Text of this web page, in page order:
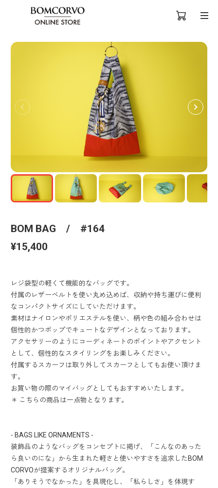
BOM BAG / #164
¥15,400
レジ袋型の軽くて機能的なバッグです。
付属のレザーベルトを使い丸め込めば、収納や持ち運びに便利
なコンパクトサイズにしていただけます。
素材はナイロンやポリエステルを使い、柄や色の組み合わせは
個性的かつポップでキュートなデザインとなっております。
アクセサリーのようにコーディネートのポイントやアクセント
として、個性的なスタイリングをお楽しみください。
付属するスカーフは取り外してスカーフとしてもお使い頂けま
す。
お買い物の際のマイバッグとしてもおすすめいたします。
＊ こちらの商品は一点物となります。
- BAGS LIKE ORNAMENTS -
装飾品のようなバッグをコンセプトに掲げ、「こんなのあった
ら良いのにな」から生まれた軽さと使いやすさを追求したBOM
CORVOが提案するオリジナルバッグ。
「ありそうでなかった」を具現化し、「私らしさ」を体現す